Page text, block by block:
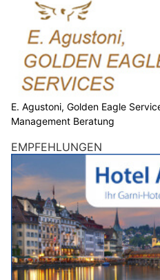
E. Agustoni, Golden Eagle
Management Beratung
EMPFEHLUNGEN